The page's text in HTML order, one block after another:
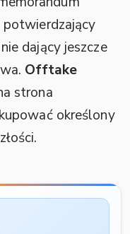
potwierdzający
dający jeszcze
Offtake
strona
określony